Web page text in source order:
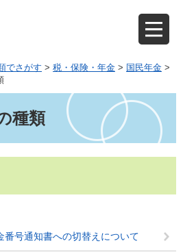
でさがす > 税・保険・年金 > 国民年金 >
種類
番号通知書への切替えについて